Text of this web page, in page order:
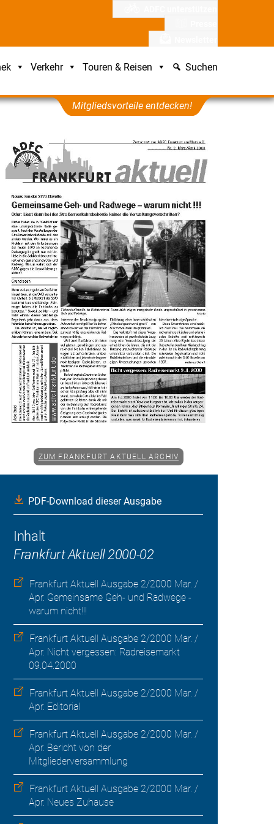
Verkehr Touren & Reisen Suchen
Mitgliedsvorteile entdecken!
ZUM FRANKFURT AKTUELL ARCHIV
PDF-Download dieser Ausgabe
Inhalt
Frankfurt Aktuell 2000-02
Frankfurt Aktuell Ausgabe 2/2000 Mar. /
Apr. Gemeinsame Geh- und Radwege -
warum nicht!!!
Frankfurt Aktuell Ausgabe 2/2000 Mar. /
Apr. Nicht vergessen: Radreisemarkt
09.04.2000
Frankfurt Aktuell Ausgabe 2/2000 Mar. /
Apr. Editorial
Frankfurt Aktuell Ausgabe 2/2000 Mar. /
Apr. Bericht von der
Mitgliederversammlung
Frankfurt Aktuell Ausgabe 2/2000 Mar. /
Apr. Neues Zuhause